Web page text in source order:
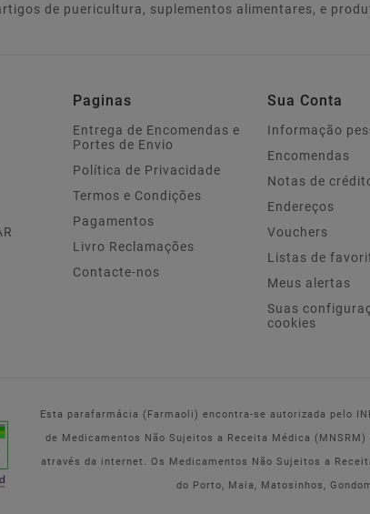
de puericultura, suplementos alimentares, e
Paginas
Entrega de Encomendas e
Portes de Envio
Política de Privacidade
Termos e Condições
Pagamentos
Livro Reclamações
Contacte-nos
Sua Conta
Informação
Encomendas
Notas de
Endereços
Vouchers
Listas de
Meus alertas
Suas
cookies
Esta parafarmácia (Farmaoli) encontra-se autorizada pelo
de Medicamentos Não Sujeitos a Receita Médica
através da internet. Os Medicamentos Não Sujeitos a
do Porto, Maia, Matosinhos,